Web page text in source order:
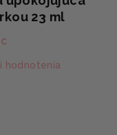
23 ml
hodnotenia